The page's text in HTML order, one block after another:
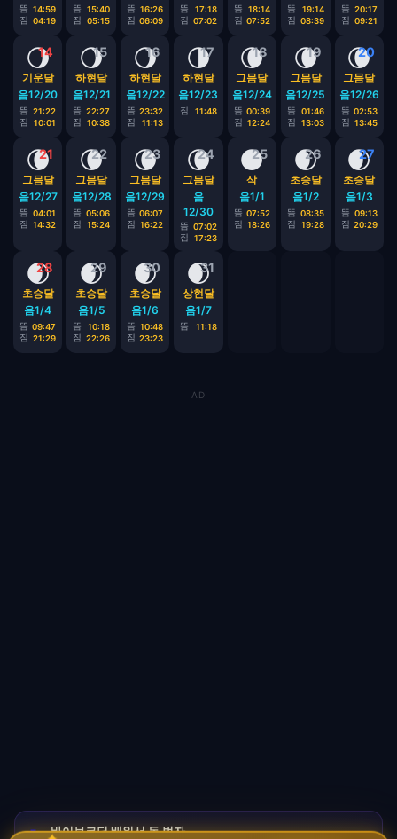
뜸 14:59
짐 04:19
뜸
15:40
짐
05:15
뜸 16:26
짐 06:09
뜸
17:18
짐 07:02
뜸
18:14
짐 07:52
뜸
19:14
짐 08:39
뜸 20:17
짐 09:21
14
🌖
기운달
음12/20
뜸 21:22
짐
10:01
15
🌖
하현달
음12/21
뜸 22:27
짐
10:38
16
🌖
하현달
음12/22
뜸 23:32
짐
11:13
17
🌗
하현달
음12/23
짐 11:48
18
🌘
그믐달
음12/24
뜸 00:39
짐 12:24
19
🌘
그믐달
음12/25
뜸
01:46
짐
13:03
20
🌘
그믐달
음12/26
뜸 02:53
짐 13:45
21
🌘
그믐달
음12/27
뜸 04:01
짐 14:32
22
🌘
그믐달
음12/28
뜸 05:06
짐
15:24
23
🌘
그믐달
음12/29
뜸 06:07
짐 16:22
24
🌘
그믐달
음
12/30
뜸 07:02
짐
17:23
25
🌑
삭
음1/1
뜸 07:52
짐 18:26
26
🌒
초승달
음1/2
뜸 08:35
짐
19:28
27
🌒
초승달
음1/3
뜸 09:13
짐 20:29
28
🌒
초승달
음1/4
뜸 09:47
짐 21:29
29
🌒
초승달
음1/5
뜸
10:18
짐 22:26
30
🌒
초승달
음1/6
뜸 10:48
짐 23:23
31
🌒
상현달
음1/7
뜸 11:18
AD
바이브코딩 배워서 돈 벌자